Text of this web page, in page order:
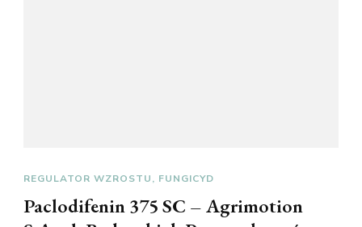
REGULATOR WZROSTU, FUNGICYD
Paclodifenin 375 SC – Agrimotion